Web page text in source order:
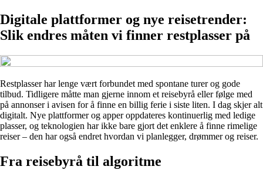
Digitale plattformer og nye reisetrender:
Slik endres måten vi finner restplasser på
Restplasser har lenge vært forbundet med spontane turer og gode
tilbud. Tidligere måtte man gjerne innom et reisebyrå eller følge med
på annonser i avisen for å finne en billig ferie i siste liten. I dag skjer alt
digitalt. Nye plattformer og apper oppdateres kontinuerlig med ledige
plasser, og teknologien har ikke bare gjort det enklere å finne rimelige
reiser – den har også endret hvordan vi planlegger, drømmer og reiser.
Fra reisebyrå til algoritme